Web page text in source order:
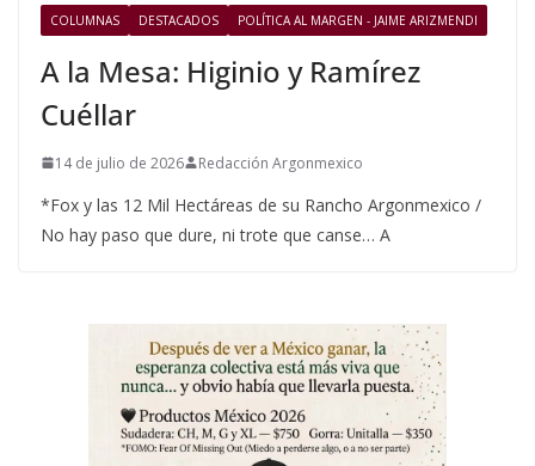
COLUMNAS DESTACADOS POLÍTICA AL MARGEN - JAIME ARIZMENDI
A la Mesa: Higinio y Ramírez
Cuéllar
14 de julio de 2026 Redacción Argonmexico
*Fox y las 12 Mil Hectáreas de su Rancho Argonmexico /
No hay paso que dure, ni trote que canse… A